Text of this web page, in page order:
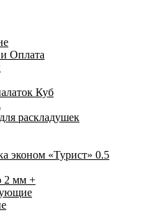
Оплата
Куб
раскладушек
эконом «Турист» 0.5
2 мм +